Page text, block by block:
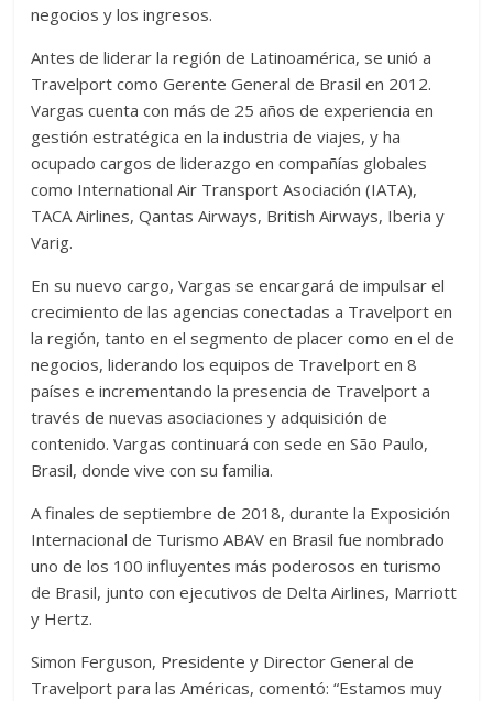
negocios y los ingresos.
Antes de liderar la región de Latinoamérica, se unió a
Travelport como Gerente General de Brasil en 2012.
Vargas cuenta con más de 25 años de experiencia en
gestión estratégica en la industria de viajes, y ha
ocupado cargos de liderazgo en compañías globales
como International Air Transport Asociación (IATA),
TACA Airlines, Qantas Airways, British Airways, Iberia y
Varig.
En su nuevo cargo, Vargas se encargará de impulsar el
crecimiento de las agencias conectadas a Travelport en
la región, tanto en el segmento de placer como en el de
negocios, liderando los equipos de Travelport en 8
países e incrementando la presencia de Travelport a
través de nuevas asociaciones y adquisición de
contenido. Vargas continuará con sede en São Paulo,
Brasil, donde vive con su familia.
A finales de septiembre de 2018, durante la Exposición
Internacional de Turismo ABAV en Brasil fue nombrado
uno de los 100 influyentes más poderosos en turismo
de Brasil, junto con ejecutivos de Delta Airlines, Marriott
y Hertz.
Simon Ferguson, Presidente y Director General de
Travelport para las Américas, comentó: “Estamos muy